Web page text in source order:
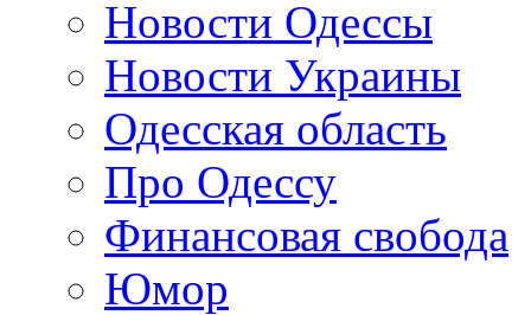
Новости Одессы
Новости Украины
Одесская область
Про Одессу
Финансовая свобода
Юмор